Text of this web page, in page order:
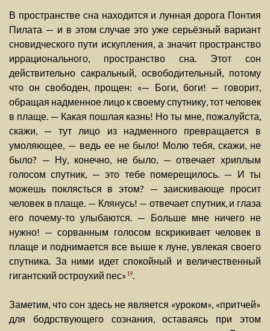
В пространстве сна находится и лунная дорога Понтия
Пилата — и в этом случае это уже серьёзный вариант
сновидческого пути искупления, а значит пространство
иррационального, пространство сна. Этот сон
действительно сакральный, освободительный, потому
что он свободен, прощен: «— Боги, боги! — говорит,
обращая надменное лицо к своему спутнику, тот человек
в плаще. — Какая пошлая казнь! Но ты мне, пожалуйста,
скажи, — тут лицо из надменного превращается в
умоляющее, — ведь ее не было! Молю тебя, скажи, не
было? — Ну, конечно, не было, — отвечает хриплым
голосом спутник, — это тебе померещилось. — И ты
можешь поклясться в этом? — заискивающе просит
человек в плаще. — Клянусь! — отвечает спутник, и глаза
его почему-то улыбаются. — Больше мне ничего не
нужно! — сорванным голосом вскрикивает человек в
плаще и поднимается все выше к луне, увлекая своего
спутника. За ними идет спокойный и величественный
гигантский остроухий пес»19.
Заметим, что сон здесь не является «уроком», «притчей»
для бодрствующего сознания, оставаясь при этом